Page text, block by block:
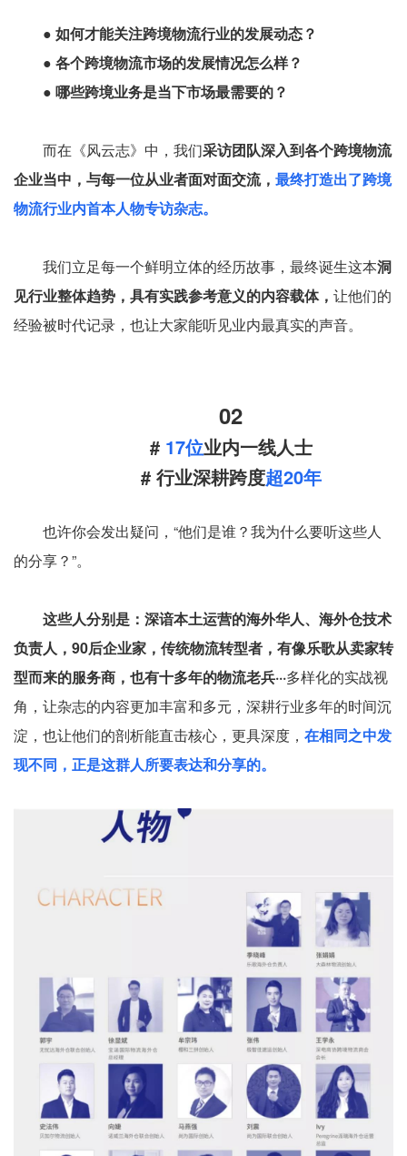
● 如何才能关注跨境物流行业的发展动态？
● 各个跨境物流市场的发展情况怎么样？
● 哪些跨境业务是当下市场最需要的？
而在《风云志》中，我们采访团队深入到各个跨境物流
企业当中，与每一位从业者面对面交流， 最终打造出了跨境
物流行业内首本人物专访杂志。
我们立足每一个鲜明立体的经历故事，最终诞生这本洞
见行业整体趋势，具有实践参考意义的内容载体， 让他们的
经验被时代记录，也让大家能听见业内最真实的声音。
02
# 17位业内一线人士
# 行业深耕跨度超20年
也许你会发出疑问，“他们是谁？我为什么要听这些人
的分享？”。
这些人分别是：深谙本土运营的海外华人、海外仓技术
负责人，90后企业家，传统物流转型者，有像乐歌从卖家转
型而来的服务商，也有十多年的物流老兵···多样化的实战视
角，让杂志的内容更加丰富和多元，深耕行业多年的时间沉
淀，也让他们的剖析能直击核心，更具深度， 在相同之中发
现不同，正是这群人所要表达和分享的。